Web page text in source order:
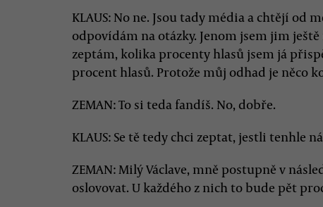
KLAUS: No ne. Jsou tady média a chtějí od
odpovídám na otázky. Jenom jsem jim ještě
zeptám, kolika procenty hlasů jsem já
procent hlasů. Protože můj odhad je něco
ZEMAN: To si teda fandíš. No, dobře.
KLAUS: Se tě tedy chci zeptat, jestli tenhle
ZEMAN: Milý Václave, mně postupně v
oslovovat. U každého z nich to bude pět